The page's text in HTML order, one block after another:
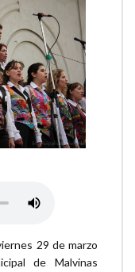
29 de marzo
de Malvinas